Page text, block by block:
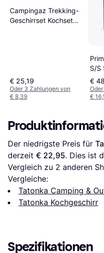
Campingaz Trekking-
Geschirrset Kochset
€ 25,19
Oder 3 Zahlungen von
€ 8,39
S/S
€
€
Der niedrigste Preis für
derzeit € 22,95. Dies ist
Vergleich zu 2 anderen
Vergleiche:
Tatonka Camping &
Tatonka Kochgeschirr
Spezifikationen